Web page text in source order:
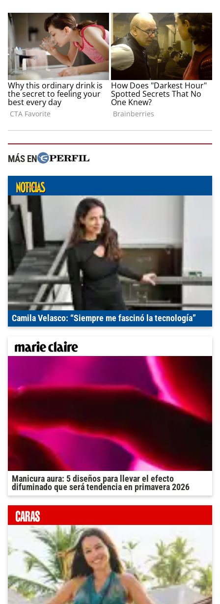
MÁS EN
Camila Velasco: “Siempre me fascinó la tecnología”
Manicura aura: 5 diseños para llevar el efecto
difuminado que será tendencia en primavera 2026